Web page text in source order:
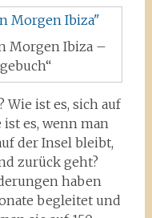
Morgen Ibiza –
Wie ist es, sich auf
es, wenn man
der Insel bleibt,
zurück geht?
haben
begleitet und